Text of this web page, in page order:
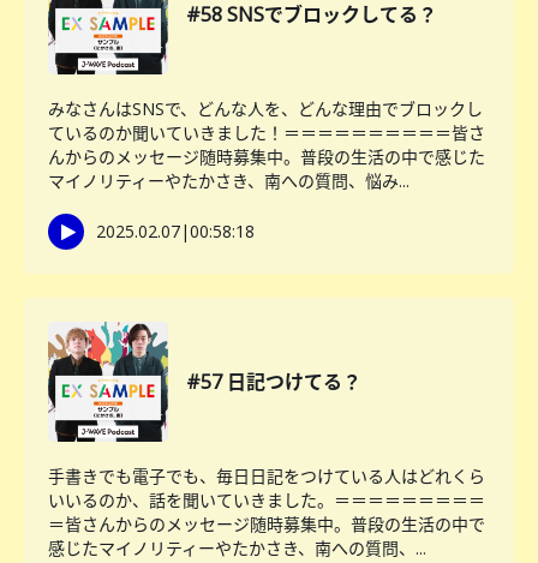
#58 SNSでブロックしてる？
みなさんはSNSで、どんな人を、どんな理由でブロックし
ているのか聞いていきました！＝＝＝＝＝＝＝＝＝＝皆さ
んからのメッセージ随時募集中。普段の生活の中で感じた
マイノリティーやたかさき、南への質問、悩み...
2025.02.07|00:58:18
#57 日記つけてる？
手書きでも電子でも、毎日日記をつけている人はどれくら
いいるのか、話を聞いていきました。＝＝＝＝＝＝＝＝＝
＝皆さんからのメッセージ随時募集中。普段の生活の中で
感じたマイノリティーやたかさき、南への質問、...